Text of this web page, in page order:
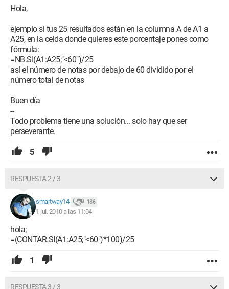
Hola,
ejemplo si tus 25 resultados están en la columna A de A1 a
A25, en la celda donde quieres este porcentaje pones como
fórmula:
=NB.SI(A1:A25;"<60")/25
así el número de notas por debajo de 60 dividido por el
número total de notas
Buen día
--
Todo problema tiene una solución... solo hay que ser
perseverante.
5
RESPUESTA 2 / 3
smartway14 186
1 jul. 2010 a las 11:04
hola;
=(CONTAR.SI(A1:A25;"<60")*100)/25
1
RESPUESTA 3 / 3